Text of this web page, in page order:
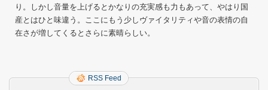
り。しかし音量を上げるとかなりの充実感も力もあって、やはり国
産とはひと味違う。ここにもう少しヴァイタリティや音の表情の自
在さが増してくるとさらに素晴らしい。
RSS Feed